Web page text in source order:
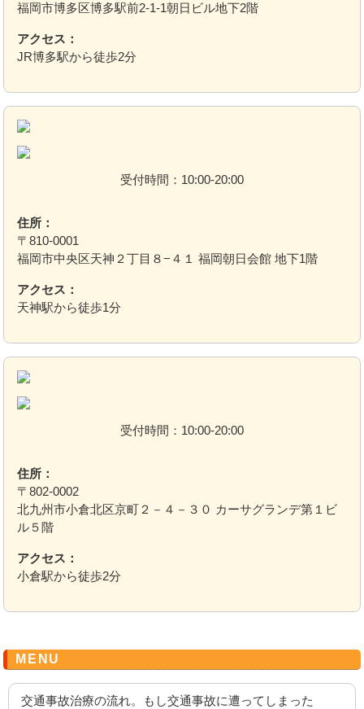
福岡市博多区博多駅前2-1-1朝日ビル地下2階
アクセス：
JR博多駅から徒歩2分
受付時間：10:00-20:00
住所：
〒810-0001
福岡市中央区天神２丁目８−４１ 福岡朝日会館 地下1階
アクセス：
天神駅から徒歩1分
受付時間：10:00-20:00
住所：
〒802-0002
北九州市小倉北区京町２－４－３０ カーサグランデ第１ビ
ル５階
アクセス：
小倉駅から徒歩2分
MENU
交通事故治療の流れ。もし交通事故に遭ってしまった